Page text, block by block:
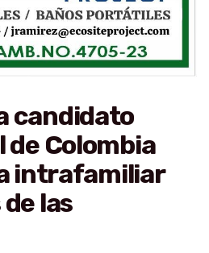
candidato
Colombia
intrafamiliar
las